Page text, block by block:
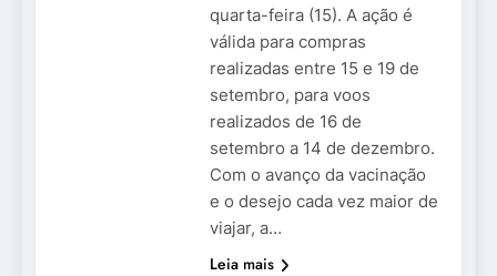
quarta-feira (15). A ação é
válida para compras
realizadas entre 15 e 19 de
setembro, para voos
realizados de 16 de
setembro a 14 de dezembro.
Com o avanço da vacinação
e o desejo cada vez maior de
viajar, a…
Leia mais